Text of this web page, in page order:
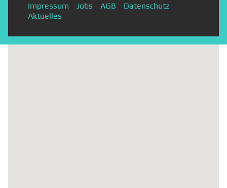
Impressum Jobs AGB
Datenschutz
Aktuelles